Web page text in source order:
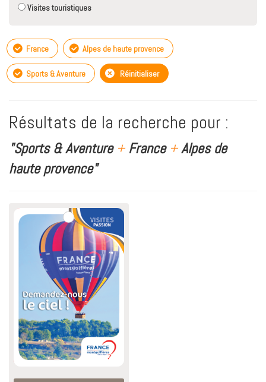
Visites touristiques
France Alpes de haute provence
Sports & Aventure Réinitialiser
Résultats de la recherche pour :
"Sports & Aventure +France +Alpes de
haute provence"